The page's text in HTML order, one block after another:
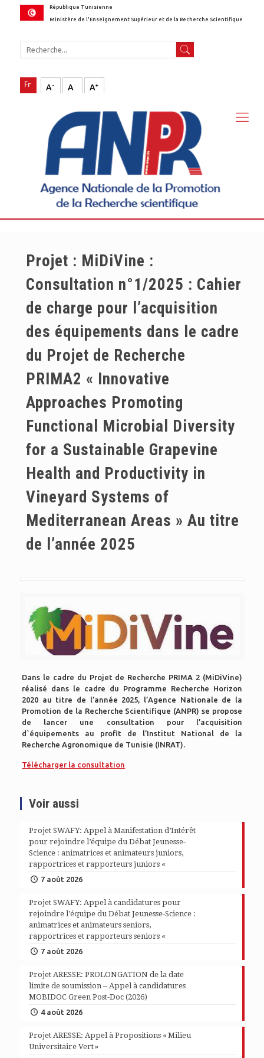
République Tunisienne
Ministère de l'Enseignement Supérieur et de la Recherche Scientifique
A- A A+
Projet : MiDiVine :
Consultation n°1/2025 : Cahier
de charge pour l’acquisition
des équipements dans le cadre
du Projet de Recherche
PRIMA2 « Innovative
Approaches Promoting
Functional Microbial Diversity
for a Sustainable Grapevine
Health and Productivity in
Vineyard Systems of
Mediterranean Areas » Au titre
de l’année 2025
Dans le cadre du Projet de Recherche PRIMA 2 (MiDiVine)
réalisé dans le cadre du Programme Recherche Horizon
2020 au titre de l’année 2025, l’Agence Nationale de la
Promotion de la Recherche Scientifique (ANPR) se propose
de lancer une consultation pour l’acquisition
d`équipements au profit de l’Institut National de la
Recherche Agronomique de Tunisie (INRAT).
Télécharger la consultation
Voir aussi
Projet SWAFY: Appel à Manifestation d’Intérêt
pour rejoindre l’équipe du Débat Jeunesse-
Science : animatrices et animateurs juniors,
rapportrices et rapporteurs juniors «
7 août 2026
Projet SWAFY: Appel à candidatures pour
rejoindre l’équipe du Débat Jeunesse-Science :
animatrices et animateurs seniors,
rapportrices et rapporteurs seniors «
7 août 2026
Projet ARESSE: PROLONGATION de la date
limite de soumission – Appel à candidatures
MOBIDOC Green Post-Doc (2026)
4 août 2026
Projet ARESSE: Appel à Propositions « Milieu
Universitaire Vert »